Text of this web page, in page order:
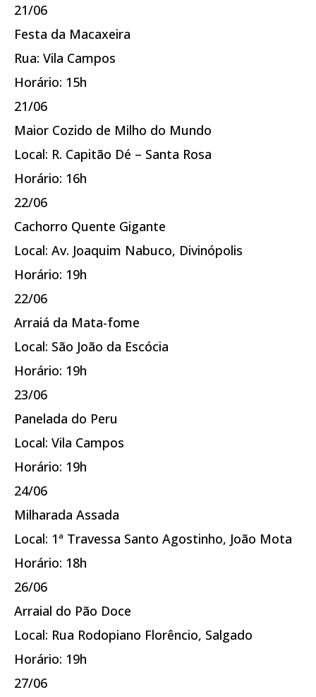
21/06
Festa da Macaxeira
Rua: Vila Campos
Horário: 15h
21/06
Maior Cozido de Milho do Mundo
Local: R. Capitão Dé – Santa Rosa
Horário: 16h
22/06
Cachorro Quente Gigante
Local: Av. Joaquim Nabuco, Divinópolis
Horário: 19h
22/06
Arraiá da Mata-fome
Local: São João da Escócia
Horário: 19h
23/06
Panelada do Peru
Local: Vila Campos
Horário: 19h
24/06
Milharada Assada
Local: 1ª Travessa Santo Agostinho, João Mota
Horário: 18h
26/06
Arraial do Pão Doce
Local: Rua Rodopiano Florêncio, Salgado
Horário: 19h
27/06